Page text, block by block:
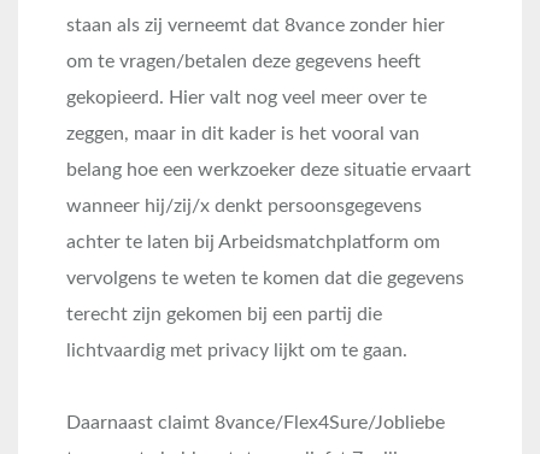
staan als zij verneemt dat 8vance zonder hier
om te vragen/betalen deze gegevens heeft
gekopieerd. Hier valt nog veel meer over te
zeggen, maar in dit kader is het vooral van
belang hoe een werkzoeker deze situatie ervaart
wanneer hij/zij/x denkt persoonsgegevens
achter te laten bij Arbeidsmatchplatform om
vervolgens te weten te komen dat die gegevens
terecht zijn gekomen bij een partij die
lichtvaardig met privacy lijkt om te gaan.
Daarnaast claimt 8vance/Flex4Sure/Jobliebe